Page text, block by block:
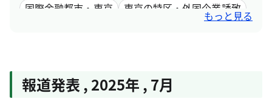
国際金融都市・東京
東京の特区・外国企業誘致
もっと見る
報道発表 , 2025年 , 7月